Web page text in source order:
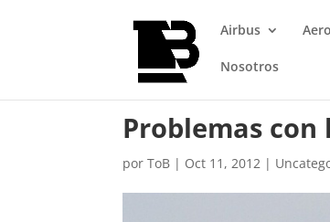
Airbus
Nosotros
Problemas
porToB | Oct 11, 2012 |